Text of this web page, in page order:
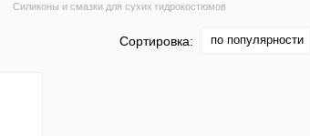
Силиконы и смазки для сухих гидрокостюмов
Сортировка: по популярности